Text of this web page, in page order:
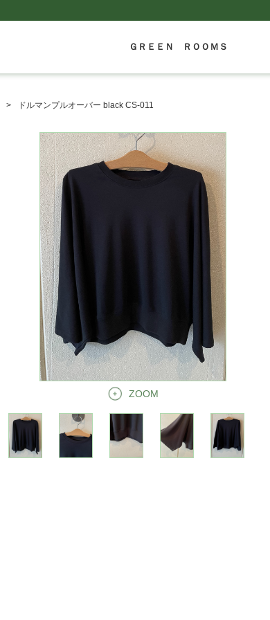
ＧＲＥＥＮ ＲＯＯＭＳ
ドルマンプルオーバー black CS-011
ZOOM